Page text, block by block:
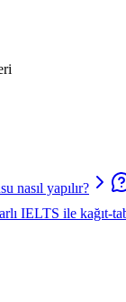
nasıl yapılır?
IELTS ile kağıt-